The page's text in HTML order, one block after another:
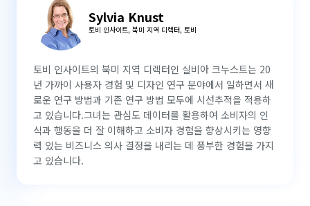
Sylvia Knust
토비 인사이트, 북미 지역 디렉터, 토비
토비 인사이트의 북미 지역 디렉터인 실비아 크누스트는 20
년 가까이 사용자 경험 및 디자인 연구 분야에서 일하면서 새
로운 연구 방법과 기존 연구 방법 모두에 시선추적을 적용하
고 있습니다.그녀는 관심도 데이터를 활용하여 소비자의 인
식과 행동을 더 잘 이해하고 소비자 경험을 향상시키는 영향
력 있는 비즈니스 의사 결정을 내리는 데 풍부한 경험을 가지
고 있습니다.